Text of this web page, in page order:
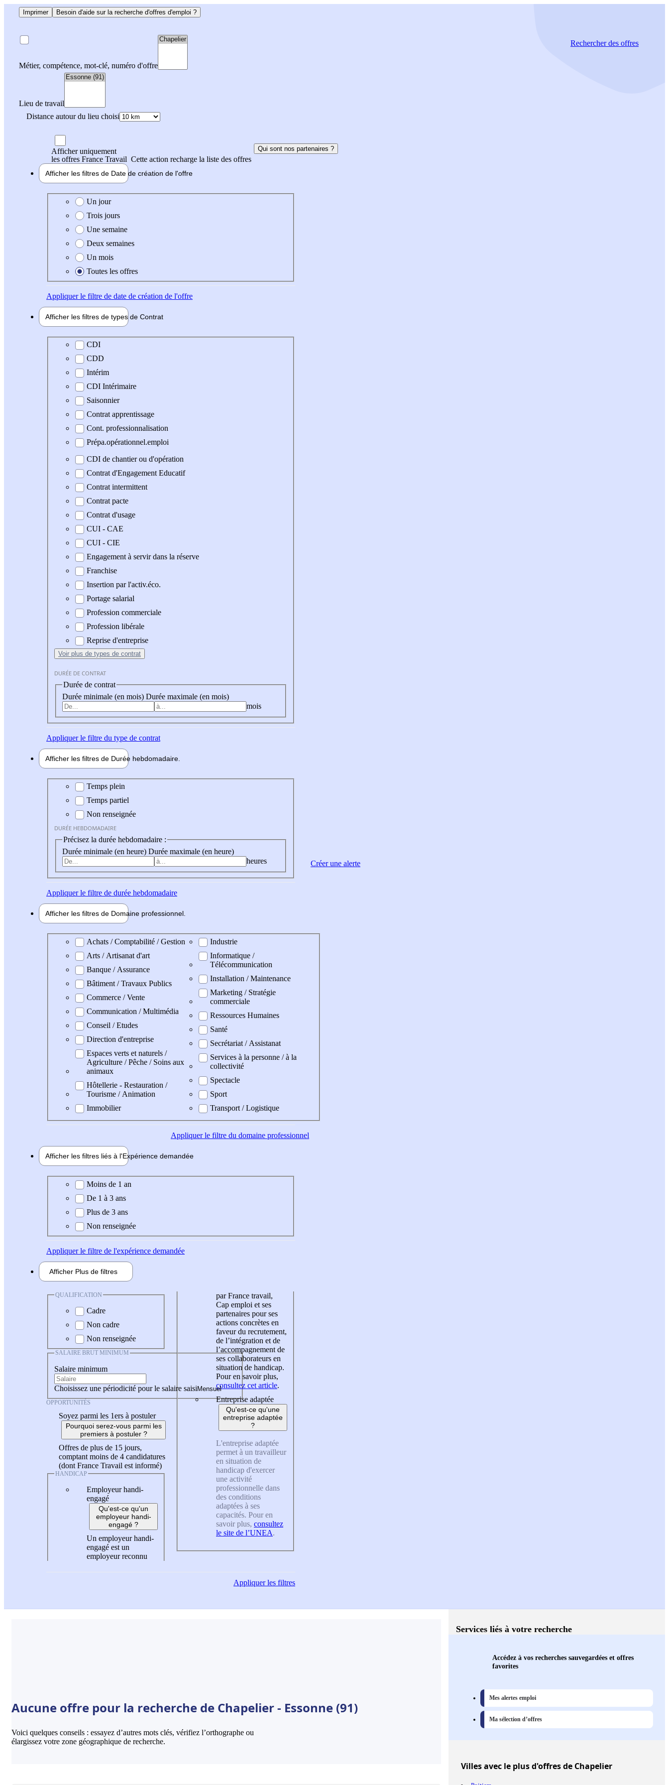
Imprimer Besoin d'aide sur la recherche d'offres d'emploi ?
Métier, compétence, mot-clé, numéro d'offre
Lieu de travail
Distance autour du lieu choisi
Rechercherdes offres
Afficher uniquement
les offres France Travail Cette action recharge la liste des offres
Qui sont nos partenaires ?
Afficher les filtres de Date de création de l'offre
Date de création de l'offre
Un jour
Trois jours
Une semaine
Deux semaines
Un mois
Toutes les offres
Appliquerle filtre de date de création de l'offre
Afficher les filtres de types de Contrat
Type de contrat
CDI
CDD
Intérim
CDI Intérimaire
Saisonnier
Contrat apprentissage
Cont. professionnalisation
Prépa.opérationnel.emploi
CDI de chantier ou d'opération
Contrat d'Engagement Educatif
Contrat intermittent
Contrat pacte
Contrat d'usage
CUI - CAE
CUI - CIE
Engagement à servir dans la réserve
Franchise
Insertion par l'activ.éco.
Portage salarial
Profession commerciale
Profession libérale
Reprise d'entreprise
Voir plus de types de contrat
DURÉE DE CONTRAT
Durée de contrat
Durée minimale (en mois) Durée maximale (en mois)
mois
Appliquerle filtre du type de contrat
Afficher les filtres de Durée hebdomadaire
Durée hebdomadaire
Temps plein
Temps partiel
Non renseignée
DURÉE HEBDOMADAIRE
Précisez la durée hebdomadaire :
Durée minimale (en heure) Durée maximale (en heure)
heures
Appliquerle filtre de durée hebdomadaire
Afficher les filtres de Domaine professionnel
Domaine professionel
Achats / Comptabilité / Gestion
Arts / Artisanat d'art
Banque / Assurance
Bâtiment / Travaux Publics
Commerce / Vente
Communication / Multimédia
Conseil / Etudes
Direction d'entreprise
Espaces verts et naturels /
Agriculture / Pêche / Soins aux
animaux
Hôtellerie - Restauration /
Tourisme / Animation
Immobilier
Industrie
Informatique /
Télécommunication
Installation / Maintenance
Marketing / Stratégie
commerciale
Ressources Humaines
Santé
Secrétariat / Assistanat
Services à la personne / à la
collectivité
Spectacle
Sport
Transport / Logistique
Appliquerle filtre du domaine professionnel
Afficher les filtres liés à l'Expérience demandée
Expérience demandée
Moins de 1 an
De 1 à 3 ans
Plus de 3 ans
Non renseignée
Appliquerle filtre de l'expérience demandée
Afficher Plus de filtres
QUALIFICATION
Cadre
Non cadre
Non renseignée
SALAIRE BRUT MINIMUM
Salaire minimum
Choisissez une périodicité pour le salaire saisi
OPPORTUNITÉS
Soyez parmi les 1ers à postuler
Pourquoi serez-vous parmi les
premiers à postuler ?
Offres de plus de 15 jours,
comptant moins de 4 candidatures
(dont France Travail est informé)
HANDICAP
Employeur handi-
engagé
Qu'est-ce qu'un
employeur handi-
engagé ?
Un employeur handi-
engagé est un
employeur reconnu
par France travail,
Cap emploi et ses
partenaires pour ses
actions concrètes en
faveur du recrutement,
de l’intégration et de
l’accompagnement de
ses collaborateurs en
situation de handicap.
Pour en savoir plus,
consultez cet article.
Entreprise adaptée
Qu'est-ce qu'une
entreprise adaptée
?
L'entreprise adaptée
permet à un travailleur
en situation de
handicap d'exercer
une activité
professionnelle dans
des conditions
adaptées à ses
capacités. Pour en
savoir plus, consultez
le site de l’UNEA.
Appliquerles filtres
Créer une alerte
Aucune offre pour la recherche de Chapelier - Essonne (91)
Voici quelques conseils : essayez d’autres mots clés, vérifiez l’orthographe ou
élargissez votre zone géographique de recherche.
Services liés à votre recherche
Accédez à vos recherches sauvegardées et offres
favorites
Mes alertes emploi
Ma sélection d’offres
Villesavec le plus d'offres de Chapelier